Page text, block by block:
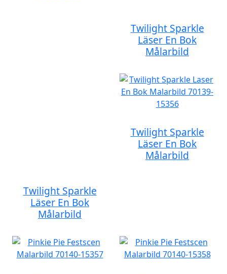
Twilight Sparkle
Läser En Bok
Målarbild
Twilight Sparkle
Läser En Bok
Målarbild
Twilight Sparkle
Läser En Bok
Målarbild